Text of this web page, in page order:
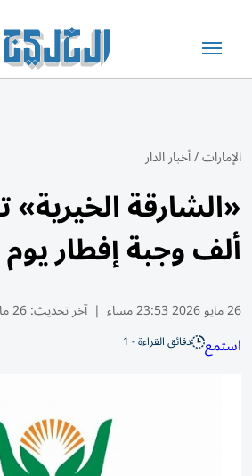
الإمارات/أخبار الدار
ألف وجبة إفطار
26 مايو 2026 23:53 مساء | آخر تحديث:26 مايو 23:54 2026
استمع دقائق القراءة - 1